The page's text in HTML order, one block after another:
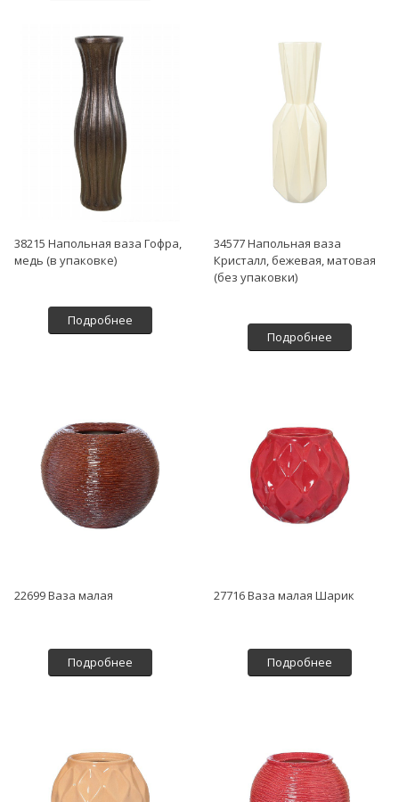
38215 Напольная ваза Гофра,
медь (в упаковке)
Подробнее
34577 Напольная ваза
Кристалл, бежевая, матовая
(без упаковки)
Подробнее
22699 Ваза малая
Подробнее
27716 Ваза малая Шарик
Подробнее